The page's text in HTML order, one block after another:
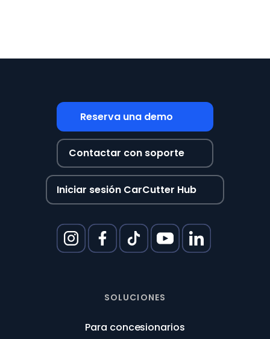
SOLUCIONES
Para concesionarios
Reserva una demo
Contactar con soporte
Iniciar sesión CarCutter Hub